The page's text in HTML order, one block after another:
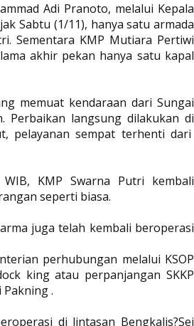
Adi Pranoto, melalui Kepala
Sabtu (1/11), hanya satu armada
Sementara KMP Mutiara Pertiwi
akhir pekan hanya satu kapal
memuat kendaraan dari Sungai
Perbaikan langsung dilakukan di
pelayanan sempat terhenti dari
KMP Swarna Putri kembali
seperti biasa.
juga telah kembali beroperasi
perhubungan melalui KSOP
king atau perpanjangan SKKP
.
di lintasan Bengkalis?Sei